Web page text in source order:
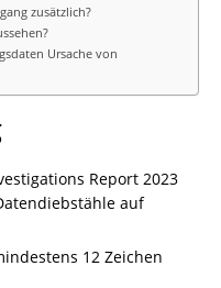
zusätzlich?
Ursache von
Report 2023
auf
12 Zeichen